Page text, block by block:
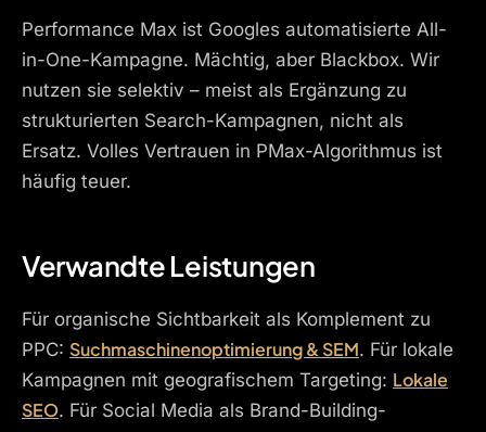
Performance Max ist Googles automatisierte All-
in-One-Kampagne. Mächtig, aber Blackbox. Wir
nutzen sie selektiv – meist als Ergänzung zu
strukturierten Search-Kampagnen, nicht als
Ersatz. Volles Vertrauen in PMax-Algorithmus ist
häufig teuer.
Verwandte Leistungen
Für organische Sichtbarkeit als Komplement zu
PPC: Suchmaschinenoptimierung & SEM. Für lokale
Kampagnen mit geografischem Targeting: Lokale
SEO. Für Social Media als Brand-Building-